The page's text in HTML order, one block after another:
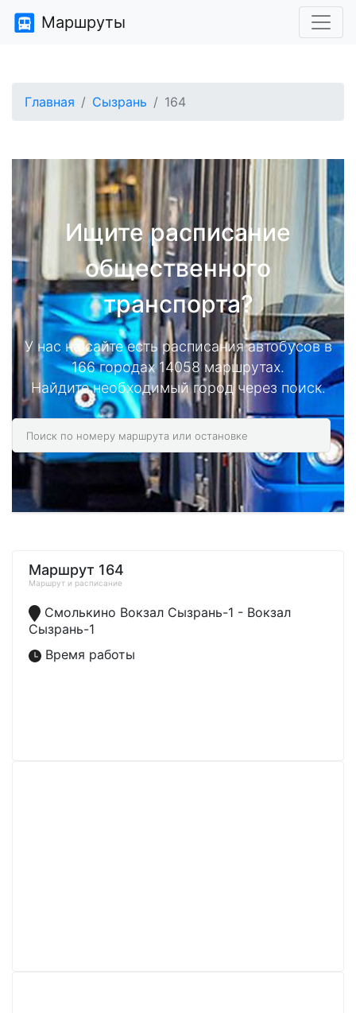
Маршруты
Главная Сызрань 164
Ищите расписание
общественного
транспорта?
У нас на сайте есть расписания автобусов в
166 городах 14058 маршрутах.
Найдите необходимый город через поиск.
Маршрут 164
Маршрут и расписание
Смолькино Вокзал Сызрань-1 - Вокзал
Сызрань-1
Время работы